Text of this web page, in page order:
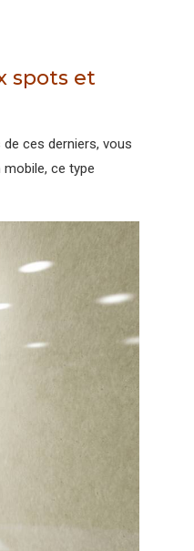
spots et
ces derniers, vous
mobile, ce type